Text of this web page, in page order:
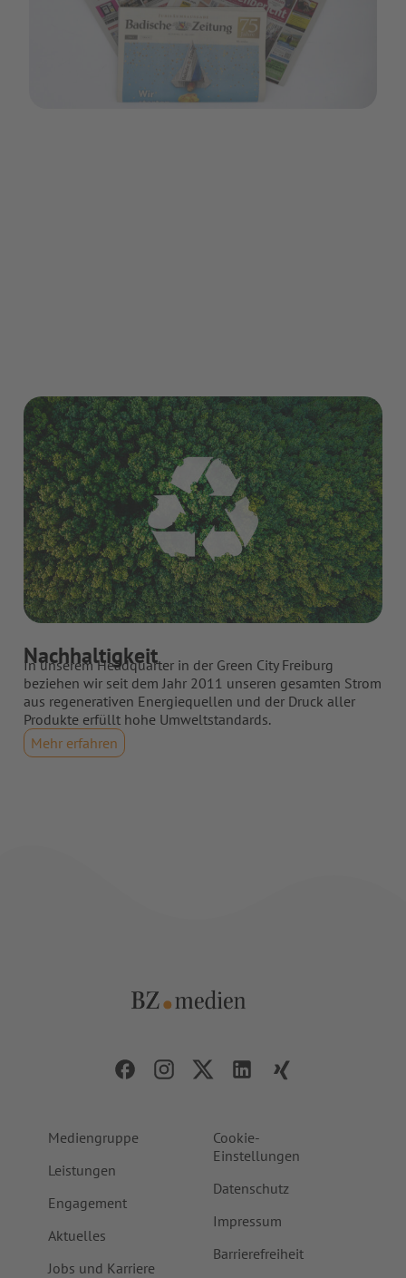
Nachhaltigkeit
In unserem Headquarter in der Green City Freiburg
beziehen wir seit dem Jahr 2011 unseren gesamten Strom
aus regenerativen Energiequellen und der Druck aller
Produkte erfüllt hohe Umweltstandards.
Mehr erfahren
Mediengruppe
Leistungen
Engagement
Aktuelles
Jobs und Karriere
BZ.medien
Die Dachmarke BZ.medien
Cookie-
Einstellungen
Datenschutz
Impressum
Barrierefreiheit